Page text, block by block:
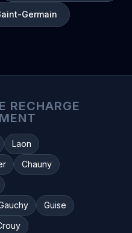
Germain
RECHARGE
Laon
Chauny
Guise